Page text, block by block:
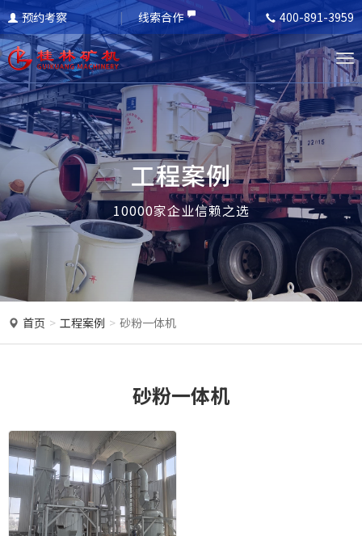
预约考察 线索合作 400-891-3959
T
o
g
g
l
e
n
a
v
g
工程案例
10000家企业信赖之选
首页 工程案例 砂粉一体机
砂粉一体机